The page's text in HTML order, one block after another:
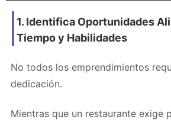
1. Identifica Oportunidades
Tiempo y Habilidades
No todos los emprendimientos
dedicación.
Mientras que un restaurante exige